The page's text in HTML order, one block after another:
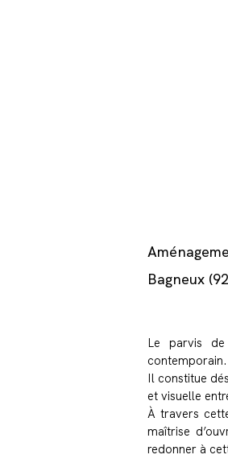
Bagneux
Le parvis
contemporain.
Il constitue
et visuelle
À travers
maîtrise
redonner à